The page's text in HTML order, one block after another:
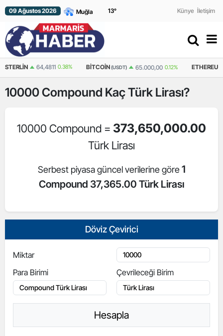
09 Ağustos 2026 13° Künye İletişim
64,4811 0.38% BITCOIN (USDT) 65.000,00 0.12% ETHEREUM(USDT)
10000Compound Kaç Türk Lirası?
10000 Compound = 373,650,000.00
Türk Lirası
Serbest piyasa güncel verilerine göre 1
Compound 37,365.00 Türk Lirası
Döviz Çevirici
Miktar
Para Birimi
Çevrileceği Birim
Hesapla